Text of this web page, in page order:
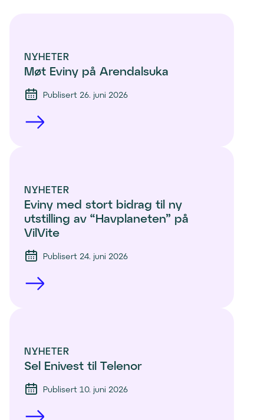
NYHETER
Møt Eviny på Arendalsuka
Publisert 26. juni 2026
NYHETER
Eviny med stort bidrag til ny
utstilling av “Havplaneten” på
VilVite
Publisert 24. juni 2026
NYHETER
Sel Enivest til Telenor
Publisert 10. juni 2026